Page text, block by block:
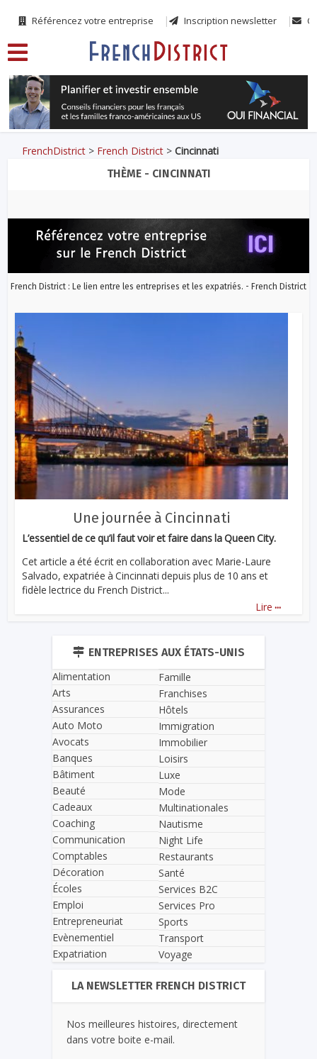
Référencez votre entreprise Inscription newsletter
FrenchDistrict > French District >Cincinnati
THÈME - CINCINNATI
French District : Le lien entre les entreprises et les expatriés. - French District
Une journée à Cincinnati
L’essentiel de ce qu’il faut voir et faire dans la Queen City.
Cet article a été écrit en collaboration avec Marie-Laure
Salvado, expatriée à Cincinnati depuis plus de 10 ans et
fidèle lectrice du French District...
Lire ...
ENTREPRISES AUX ÉTATS-UNIS
Alimentation
Arts
Assurances
Auto Moto
Avocats
Banques
Bâtiment
Beauté
Cadeaux
Coaching
Communication
Comptables
Décoration
Écoles
Emploi
Entrepreneuriat
Evènementiel
Expatriation
Famille
Franchises
Hôtels
Immigration
Immobilier
Loisirs
Luxe
Mode
Multinationales
Nautisme
Night Life
Restaurants
Santé
Services B2C
Services Pro
Sports
Transport
Voyage
LA NEWSLETTER FRENCH DISTRICT
Nos meilleures histoires, directement
dans votre boite e-mail.